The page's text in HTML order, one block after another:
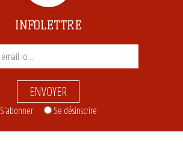
INFOLETTRE
ENVOYER
S'abonner Se désinscrire